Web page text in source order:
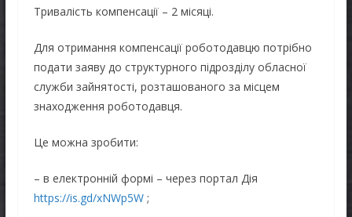
Тривалість компенсації – 2 місяці.
Для отримання компенсації роботодавцю потрібно
подати заяву до структурного підрозділу обласної
служби зайнятості, розташованого за місцем
знаходження роботодавця.
Це можна зробити:
– в електронній формі – через портал Дія
https://is.gd/xNWp5W;